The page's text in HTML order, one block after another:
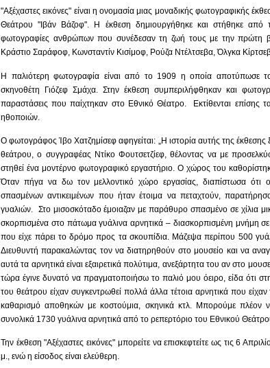
"Αξέχαστες εικόνες" είναι η ονομασία μιας μοναδικής φωτογραφικής
Θεάτρου "Ιβάν Βάζοφ". Η έκθεση δημιουργήθηκε και στήθηκε από
φωτογραφίες ανθρώπων που συνέδεσαν τη ζωή τους με την πρώτη
Κράστιο Σαράφοφ, Κωνσταντίν Κισίμοφ, Ρούζα Ντέλτσεβα, Όλγκα
Η παλιότερη φωτογραφία είναι από το 1909 η οποία αποτύπωσε
σκηνοθέτη Γιόζεφ Σμάχα. Στην έκθεση συμπεριλήφθηκαν και
παραστάσεις που παίχτηκαν στο Εθνικό Θέατρο. Εκτίθενται επίσης
ηθοποιών.
Ο φωτογράφος Ίβο Χατζημίσεφ αφηγείται: „Η ιστορία αυτής της έκθεσης
θεάτρου, ο συγγραφέας Ντίκο Φουτσετζίεφ, θέλοντας να με
στηθεί ένα μοντέρνο φωτογραφικό εργαστήριο. Ο χώρος του
Όταν πήγα να δω τον μελλοντικό χώρο εργασίας, διαπίστωσα ότι
σπασμένων αντικειμένων που ήταν έτοιμα να πεταχτούν,
γυαλιών. Στο μισοσκόταδο έμοιαζαν με παράθυρο σπασμένο σε χίλια
σκορπισμένα στο πάτωμα γυάλινα αρνητικά – διασκορπισμένη μνήμη σε
που είχε πάρει το δρόμο προς τα σκουπίδια. Μάζεψα περίπου 500
Διευθυντή παρακαλώντας τον να διατηρηθούν στο μουσείο και να
αυτά τα αρνητικά είναι εξαιρετικά πολύτιμα, ανεξάρτητα του αν στο
τώρα έγινε δυνατό να πραγματοποιήσω το παλιό μου όειρο, είδα ότι
του θεάτρου είχαν συγκεντρωθεί πολλά άλλα τέτοια αρνητικά που
καθαρισμό αποθηκών με κοστούμια, σκηνικά κτλ. Μπορούμε πλέον
συνολικά 1730 γυάλινα αρνητικά από το ρεπερτόριο του Εθνικού
Την έκθεση "Αξέχαστες εικόνες" μπορείτε να επισκεφτείτε ως τις 6
μ., ενώ η είσοδος είναι ελεύθερη.